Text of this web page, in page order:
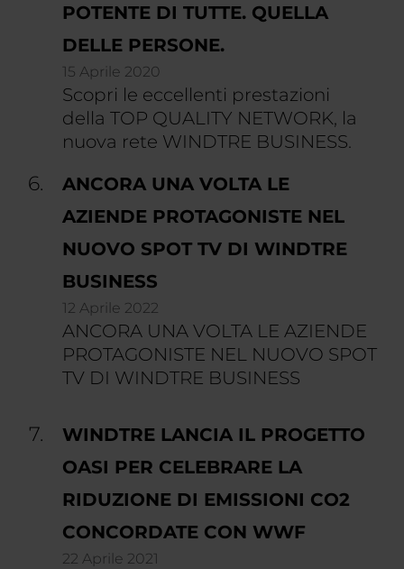
POTENTE DI TUTTE. QUELLA
DELLE PERSONE.
15 Aprile 2020
Scopri le eccellenti prestazioni
della TOP QUALITY NETWORK, la
nuova rete WINDTRE BUSINESS.
ANCORA UNA VOLTA LE
AZIENDE PROTAGONISTE NEL
NUOVO SPOT TV DI WINDTRE
BUSINESS
12 Aprile 2022
ANCORA UNA VOLTA LE AZIENDE
PROTAGONISTE NEL NUOVO SPOT
TV DI WINDTRE BUSINESS
WINDTRE LANCIA IL PROGETTO
OASI PER CELEBRARE LA
RIDUZIONE DI EMISSIONI CO2
CONCORDATE CON WWF
22 Aprile 2021